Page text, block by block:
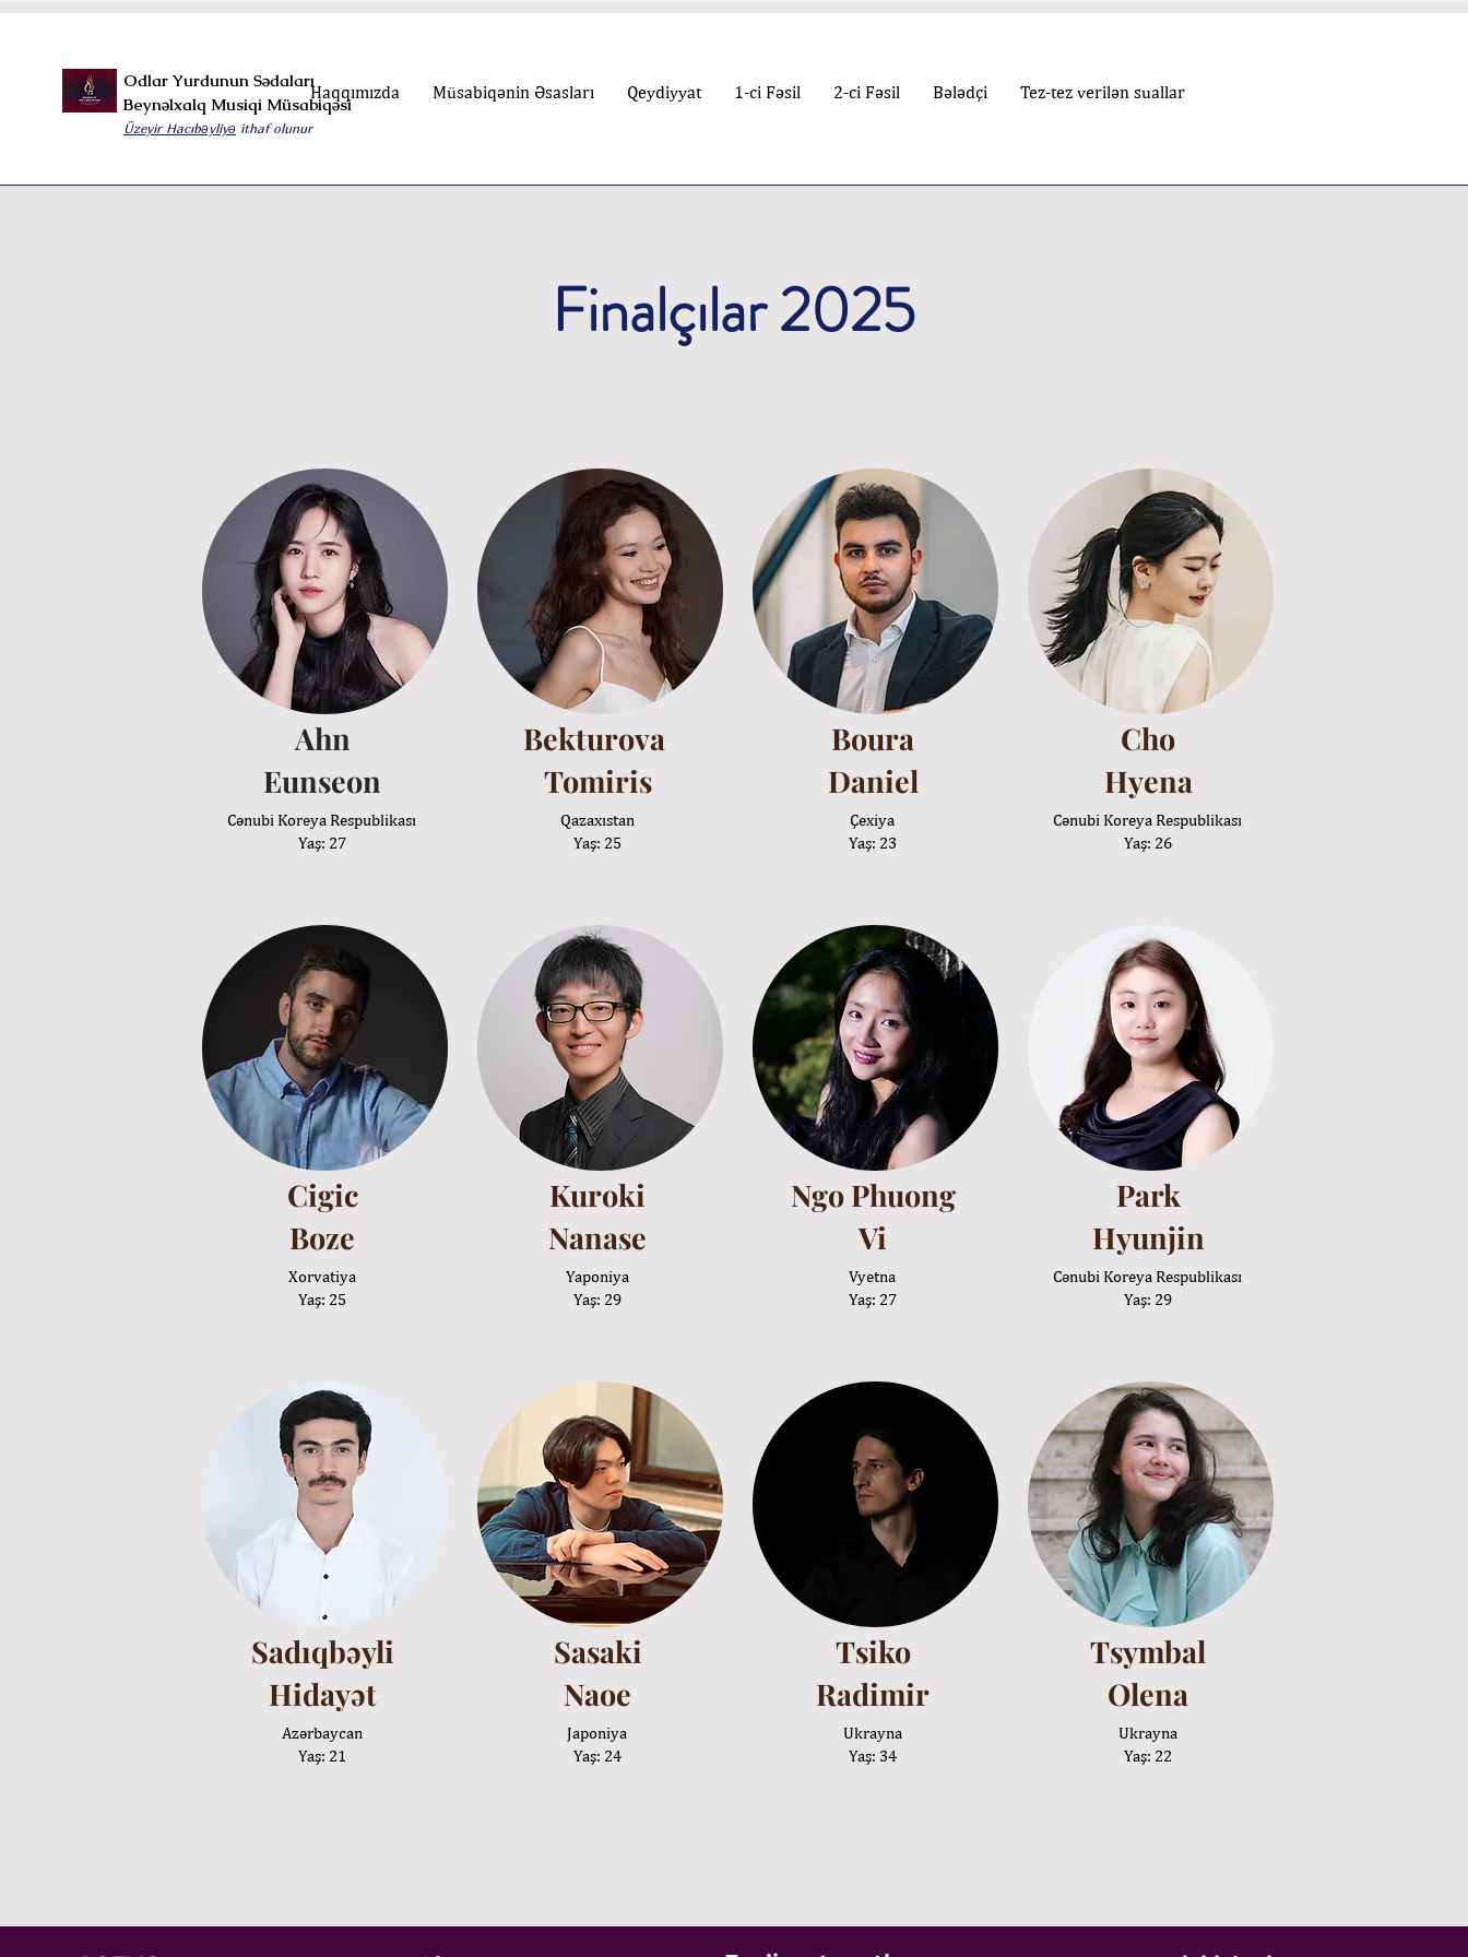
Odlar Yurdunun Sədaları
Beynəlxalq Musiqi Müsabiqəsi
Üzeyir Hacıbəyliyə ithaf olunur
Haqqımızda Müsabiqənin Əsasları Qeydiyyat 1-ci Fəsil 2-ci Fəsil Bələdçi Tez-tez verilən suallar
Finalçılar 2025
Ahn
Eunseon
Cənubi Koreya Respublikası
Yaş: 27
Cigic
Boze
Xorvatiya
Yaş: 25​
Sadıqbəyli
Hidayət
Azərbaycan
Yaş: 21
Bekturova
Tomiris
Qazaxıstan
Yaş: 25
Kuroki
Nanase
Yaponiya
Yaş: 29
Sasaki
Naoe
Japoniya
Yaş: 24
Boura
Daniel
Çexiya
Yaş: 23
Ngo Phuong
Vi
Vyetna
Yaş: 27
Tsiko
Radimir
Ukrayna
Yaş: 34
Cho
Hyena
Cənubi Koreya Respublikası
Yaş: 26
Park
Hyunjin
Cənubi Koreya Respublikası
Yaş: 29
Tsymbal
Olena
Ukrayna
Yaş: 22